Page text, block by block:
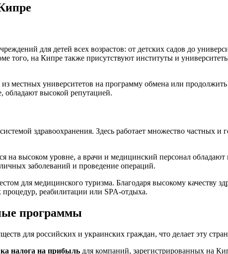
для детей всех возрастов: от детских садов до
того, на Кипре также присутствуют институты и
местных университетов на программу обмена или
высокой репутацией.
здравоохранения. Здесь работает множество частных
на высоком уровне, а врачи и медицинский персонал
заболеваний и проведение операций.
для медицинского туризма. Благодаря высокому качеству
реабилитации или SPA-отдыха.
программы
для российских и украинских граждан, что делает эту
налога на прибыль для компаний, зарегистрированных на